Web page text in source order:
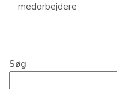
medarbejdere
Søg